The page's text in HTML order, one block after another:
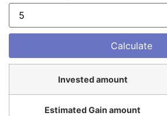
Invested amount
Estimated Gain amount